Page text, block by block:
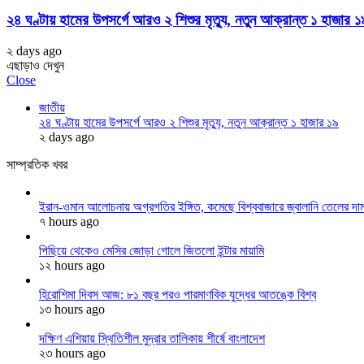
২৪ ঘণ্টায় হামের উপসর্গে আরও ২ শিশুর মৃত্যু, নতুন আক্রান্ত ১ হাজার
২ days ago
এছাড়াও দেখুন
Close
জাতীয়
২৪ ঘণ্টায় হামের উপসর্গে আরও ২ শিশুর মৃত্যু, নতুন আক্রান্ত ১ হাজার ১৯
২ days ago
সাম্প্রতিক খবর
ইরান-ওমান আলোচনায় অগ্রগতির ইঙ্গিত, কমেছে বিশ্ববাজারে জ্বালানি তেলের
৭ hours ago
পিছিয়ে থেকেও মেসির জোড়া গোলে জিতলো ইন্টার মায়ামি
১২ hours ago
হিরোশিমা দিবস আজ: ৮১ বছর পরও পারমাণবিক যুদ্ধের আতঙ্কে বিশ্ব
১৩ hours ago
দক্ষিণ এশিয়ায় স্থিতিশীল মুদ্রার তালিকায় শীর্ষে বাংলাদেশ
২৩ hours ago